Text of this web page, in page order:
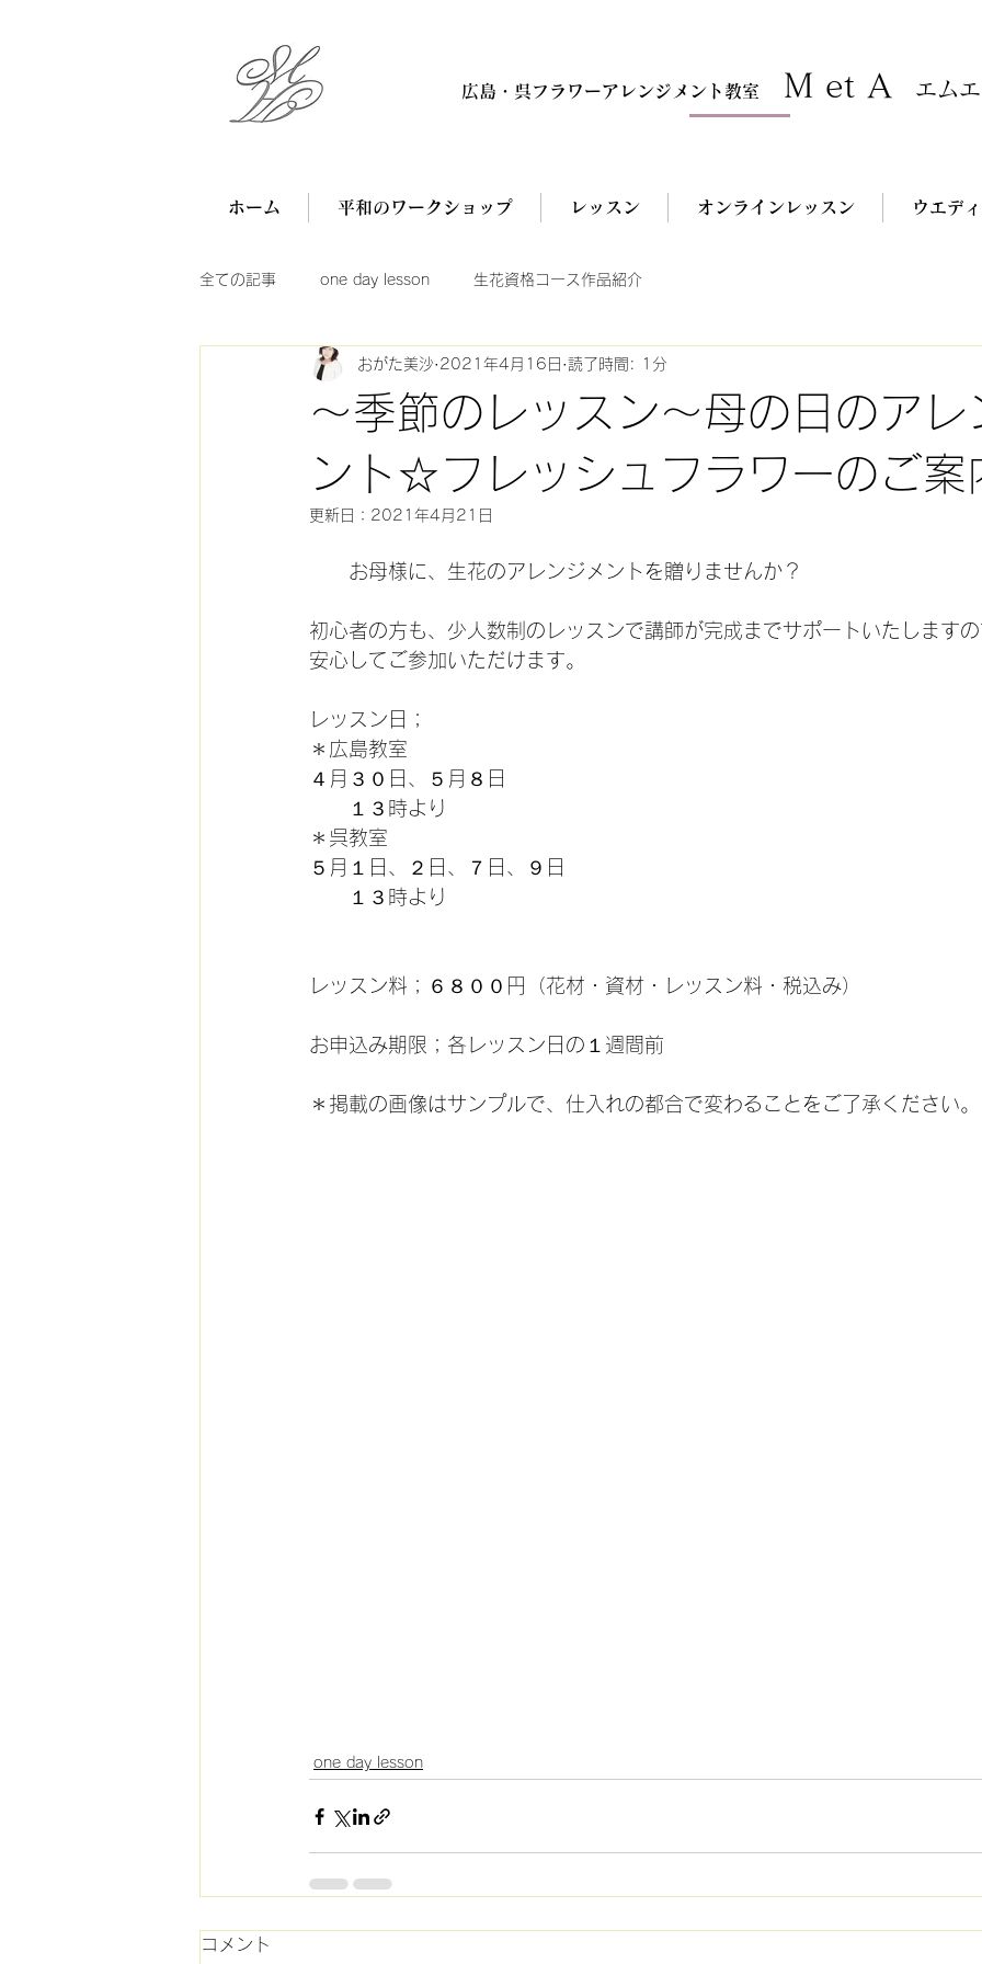
広島・呉フラワーアレンジメント教室 M et A エム
ホーム 平和のワークショップ レッスン オンラインレッスン ウエデ
全ての記事 one day lesson 生花資格コース作品紹介
～季節のレッスン～母の日のアレ
ント☆フレッシュフラワーのご案
おがた美沙 2021年4月16日 読了時間: 1分
更新日： 2021年4月21日
お母様に、生花のアレンジメントを贈りませんか？
初心者の方も、少人数制のレッスンで講師が完成までサポートいたします
安心してご参加いただけます。
レッスン日；
＊広島教室
４月３０日、５月８日
１３時より
＊呉教室
５月１日、２日、７日、９日
１３時より
レッスン料；６８００円（花材・資材・レッスン料・税込み）
お申込み期限；各レッスン日の１週間前
＊掲載の画像はサンプルで、仕入れの都合で変わることをご了承ください。
one day lesson
コメント